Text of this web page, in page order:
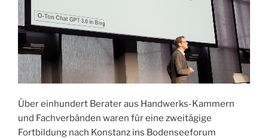
Über einhundert Berater aus Handwerks-Kammern
und Fachverbänden waren für eine zweitägige
Fortbildung nach Konstanz ins Bodenseeforum